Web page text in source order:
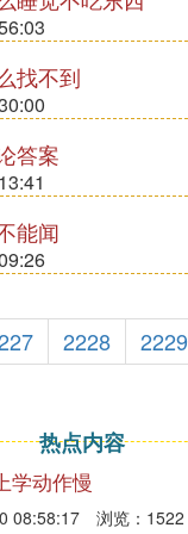
找不到
答案
能闻
2228 2229
热点内容
学动作慢
08:58:17 浏览：1522